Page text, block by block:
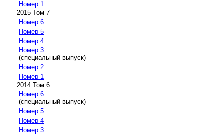
Номер 1
2015 Том 7
Номер 6
Номер 5
Номер 4
Номер 3
(специальный выпуск)
Номер 2
Номер 1
2014 Том 6
Номер 6
(специальный выпуск)
Номер 5
Номер 4
Номер 3